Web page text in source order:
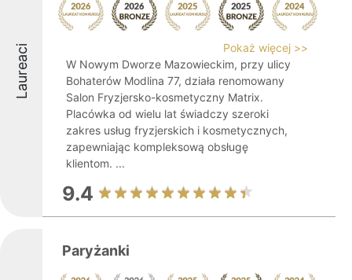
Laureaci
Pokaż więcej >>
W Nowym Dworze Mazowieckim, przy ulicy
Bohaterów Modlina 77, działa renomowany
Salon Fryzjersko-kosmetyczny Matrix.
Placówka od wielu lat świadczy szeroki
zakres usług fryzjerskich i kosmetycznych,
zapewniając kompleksową obsługę
klientom. ...
9.4
Paryżanki